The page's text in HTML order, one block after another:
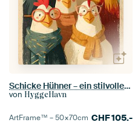
Schicke Hühner – ein stilvoller Schwarm gefiederter Freunde
von HyggeHavn
ArtFrame™ –50×70cm CHF105.-